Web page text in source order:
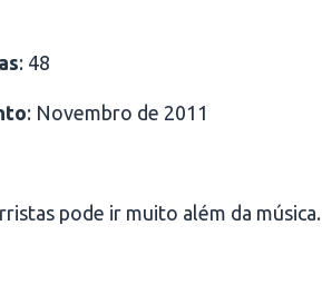
: 48
: Novembro de 2011
pode ir muito além da música.